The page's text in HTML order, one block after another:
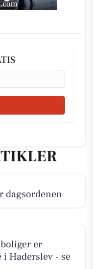
dagsordenen
er
Haderslev - se